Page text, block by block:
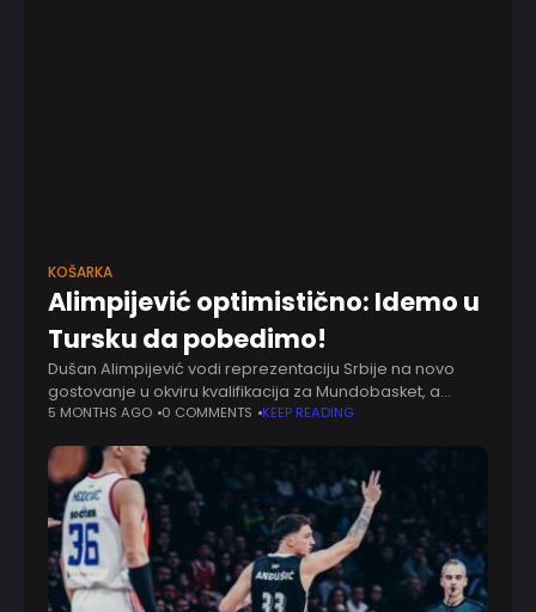
KOŠARKA
Alimpijević optimistično: Idemo u
Tursku da pobedimo!
Dušan Alimpijević vodi reprezentaciju Srbije na novo
gostovanje u okviru kvalifikacija za Mundobasket, a
naredna stanica je Istanbul, gde će se nacionalni tim
5 MONTHS AGO 0 COMMENTS KEEP READING